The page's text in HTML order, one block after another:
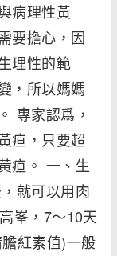
病理性黃
要擔心，因
理性的範
，所以媽媽
專家認爲，
疸，只要超
疸。 一、生
就可以用肉
峯，7～10天
紅素值)一般